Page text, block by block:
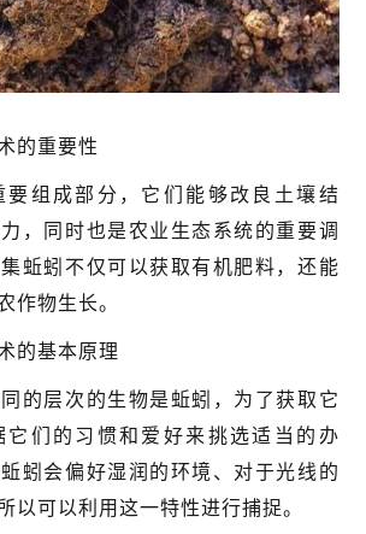
的重要性
要组成部分，它们能够改良土壤结
，同时也是农业生态系统的重要调
蚯蚓不仅可以获取有机肥料，还能
作物生长。
的基本原理
的层次的生物是蚯蚓，为了获取它
它们的习惯和爱好来挑选适当的办
蚓会偏好湿润的环境、对于光线的
以可以利用这一特性进行捕捉。